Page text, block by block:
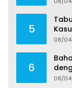
5
08/
6
08/